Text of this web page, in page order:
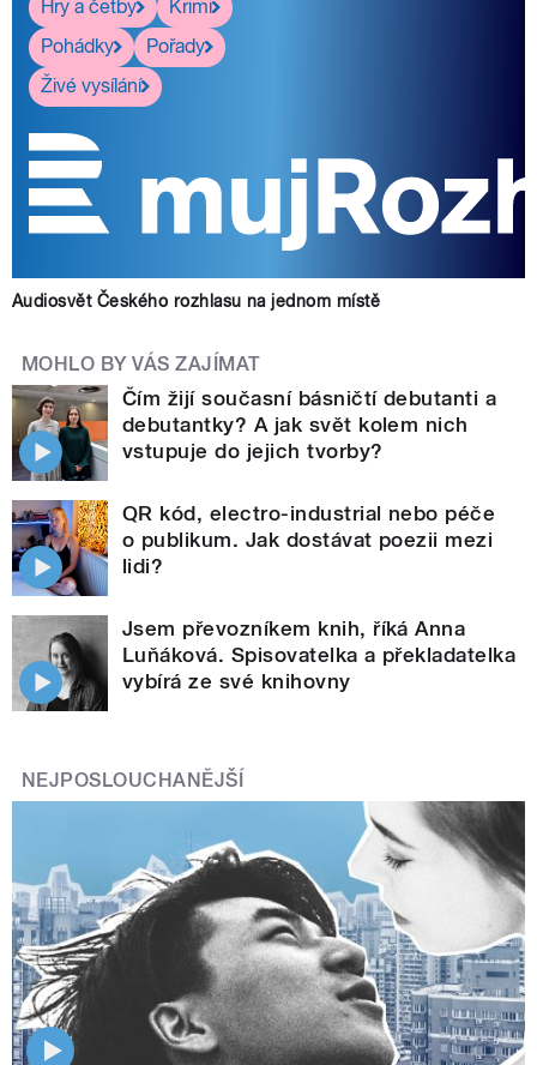
Hry a četby
Krimi
Pohádky
Pořady
Živé vysílání
Audiosvět Českého rozhlasu na jednom místě
MOHLO BY VÁS ZAJÍMAT
Čím žijí současní básničtí debutanti a
debutantky? A jak svět kolem nich
vstupuje do jejich tvorby?
QR kód, electro-industrial nebo péče
o publikum. Jak dostávat poezii mezi
lidi?
Jsem převozníkem knih, říká Anna
Luňáková. Spisovatelka a překladatelka
vybírá ze své knihovny
NEJPOSLOUCHANĚJŠÍ